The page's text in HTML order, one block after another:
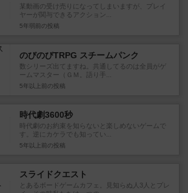
某動画の受け売りになってしまいますが、プレイ
ヤーが関与できるアクション...
5年弱前 の投稿
のびのびTRPG スチームパンク
数シリーズ出てますね。共通してるのは全員がゲ
ームマスター（ＧＭ。語り手...
5年以上前 の投稿
時代劇3600秒
時代劇のお約束を知らないと楽しめないゲームで
す。逆にカケラでも知ってい...
5年以上前 の投稿
スライドクエスト
とあるボードゲームカフェ。見知らぬ人3人とプレ